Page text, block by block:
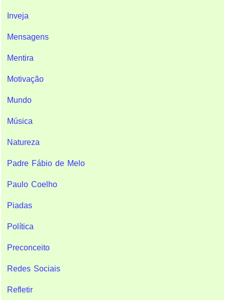
Inveja
Mensagens
Mentira
Motivação
Mundo
Música
Natureza
Padre Fábio de Melo
Paulo Coelho
Piadas
Política
Preconceito
Redes Sociais
Refletir